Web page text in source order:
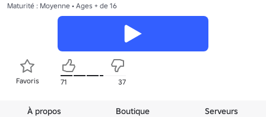
Maturité : Moyenne • Ages + de 16
Favoris 71 37
À propos Boutique Serveurs